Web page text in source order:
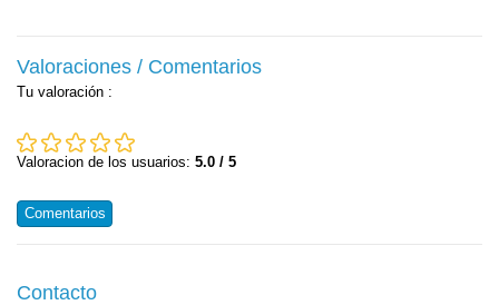
Valoraciones / Comentarios
Tu valoración :
Valoracion de los usuarios: 5.0 / 5
Comentarios
Contacto